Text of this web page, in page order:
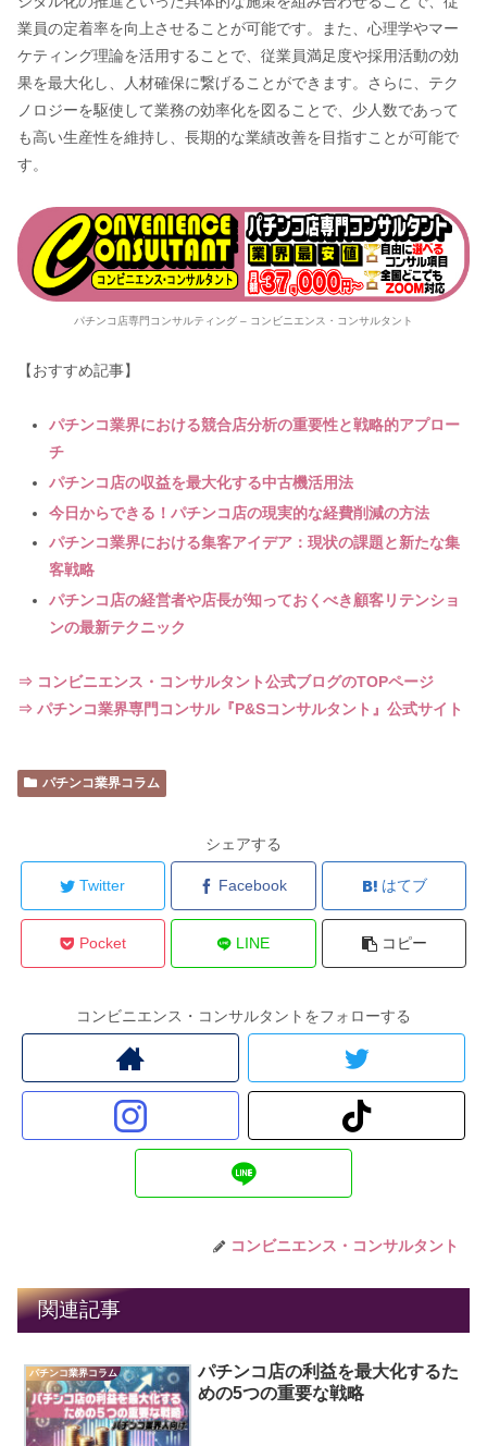
業員の定着率を向上させることが可能です。また、心理学やマー
ケティング理論を活用することで、従業員満足度や採用活動の効
果を最大化し、人材確保に繋げることができます。さらに、テク
ノロジーを駆使して業務の効率化を図ることで、少人数であって
も高い生産性を維持し、長期的な業績改善を目指すことが可能で
す。
パチンコ店専門コンサルティング – コンビニエンス・コンサルタント
【おすすめ記事】
パチンコ業界における競合店分析の重要性と戦略的アプロー
チ
パチンコ店の収益を最大化する中古機活用法
今日からできる！パチンコ店の現実的な経費削減の方法
パチンコ業界における集客アイデア：現状の課題と新たな集
客戦略
パチンコ店の経営者や店長が知っておくべき顧客リテンショ
ンの最新テクニック
⇒ コンビニエンス・コンサルタント公式ブログのTOPページ
⇒ パチンコ業界専門コンサル『P&Sコンサルタント』公式サイト
パチンコ業界コラム
シェアする
Twitter Facebook はてブ
Pocket LINE コピー
コンビニエンス・コンサルタントをフォローする
コンビニエンス・コンサルタント
関連記事
パチンコ業界コラム
パチンコ店の利益を最大化するた
めの5つの重要な戦略